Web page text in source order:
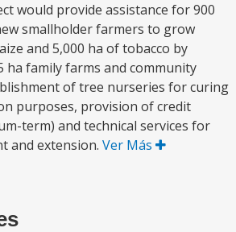
would provide assistance for 900
smallholder farmers to grow
and 5,000 ha of tobacco by
ha family farms and community
of tree nurseries for curing
purposes, provision of credit
term) and technical services for
and extension. Ver Más